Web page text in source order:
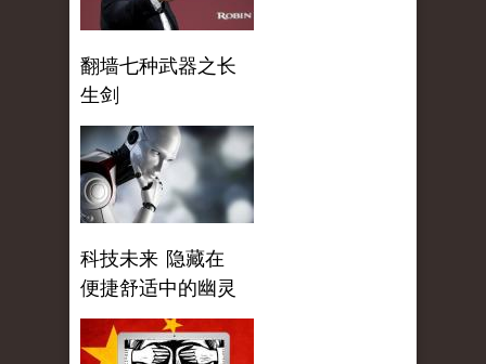
翻墙七种武器之长
生剑
科技未来 隐藏在
便捷舒适中的幽灵